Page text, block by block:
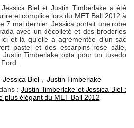
Jessica Biel et Justin Timberlake a été
et complice lors du MET Ball 2012 à
7 mai dernier. Jessica portait une robe
avec un décolleté et des broderies
et là qu’elle a agrémentée d’un sac
pastel et des escarpins rose pâle,
Justin Timberlake opta pour un tuxedo
Jessica Biel, Justin Timberlake
: Justin Timberlake et Jessica Biel :
plus élégant du MET Ball 2012